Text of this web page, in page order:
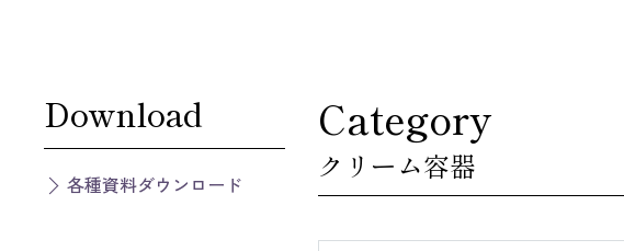
Category
クリーム容器
Download
各種資料ダウンロード